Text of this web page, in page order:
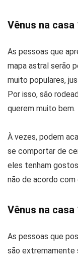
Vênus na casa
As pessoas que
mapa astral serão
muito populares,
Por isso, são
querem muito bem.
À vezes, podem
se comportar de
eles tenham
não de acordo
Vênus na casa
As pessoas que
são extremamente